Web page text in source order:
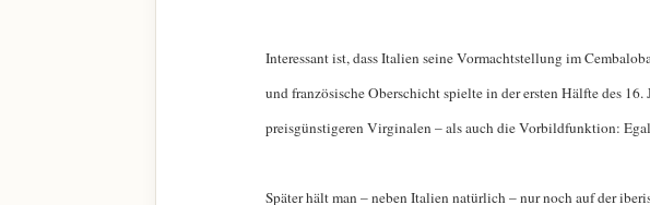
Interessant ist, dass Italien seine Vormachtstellung im
und französische Oberschicht spielte in der ersten Hälfte des
preisgünstigeren Virginalen – als auch die Vorbildfunktion:
Später hält man – neben Italien natürlich – nur noch auf der